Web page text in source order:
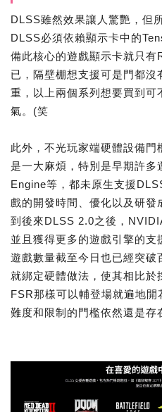
DLSS雖然效果讓人驚艷，但
DLSS必須依賴顯示卡中的
備此核心的遊戲顯示卡就只
已，隔壁棚想支援可是門都沒
重，以上兩個系列想要買到可
氣。(笑
此外，不光玩家端硬體設備
是一大麻煩，特別是早期許
Engine等，都未原生支援
戲的開發時間、優化以及研
到後來DLSS 2.0之後，
並且獲得更多的遊戲引擎的
遊戲數量截至今日也已經突
就綁定硬體做法，使其相比於
FSR那樣可以輔登場就遍地
難度和限制的門檻依然還是存